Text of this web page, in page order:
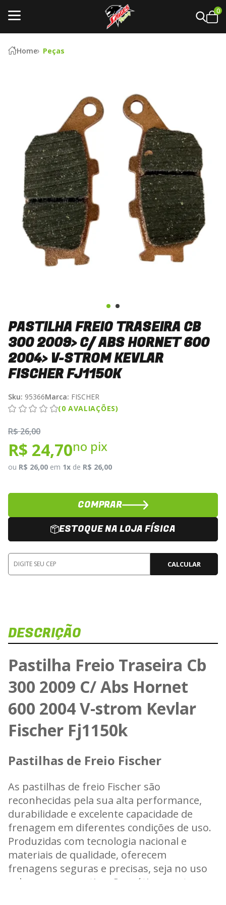
0
Home Peças
PASTILHA FREIO TRASEIRA CB
300 2009> C/ ABS HORNET 600
2004> V-STROM KEVLAR
FISCHER FJ1150K
Sku: 95366Marca: FISCHER
(0 AVALIAÇÕES)
R$ 26,00
R$ 24,70no pix
ou R$ 26,00 em 1x de R$ 26,00
COMPRAR
ESTOQUE NA LOJA FÍSICA
CALCULAR
DESCRIÇÃO
Pastilha Freio Traseira Cb
300 2009 C/ Abs Hornet
600 2004 V-strom Kevlar
Fischer Fj1150k
Pastilhas de Freio Fischer
As pastilhas de freio Fischer são
reconhecidas pela sua alta performance,
durabilidade e excelente capacidade de
frenagem em diferentes condições de uso.
Produzidas com tecnologia nacional e
materiais de qualidade, oferecem
frenagens seguras e precisas, seja no uso
urbano ou esportivo. Com ótimo custo-